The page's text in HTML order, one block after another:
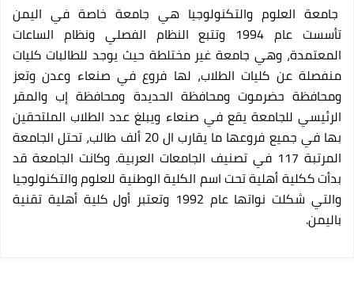
جامعة العلوم والتكنولوجيا هي جامعة خاصة في اليمن
تأسست عام 1994 وتتبع النظام الفصلي ونظام الساعات
المعتمدة، وهي جامعة غير مختلطة حيث يوجد للطالبات كليات
منفصلة عن كليات الطلاب، لها فروع في صنعاء وعدن وتعز
ومحافظة حضرموت ومحافظة الحديدة ومحافظة إب والمقر
الرئيسي للجامعة يقع في صنعاء ويبلغ عدد الطلاب الملتحقين
بها في جميع فروعها ما يقارب ال 20 ألف طالب، تحتل الجامعة
المرتبة 117 في تصنيف الجامعات العربية. وكانت الجامعة قد
بدأت ككلية أهلية تحت اسم الكلية الوطنية للعلوم والتكنولوجيا
والتي شكلت نواتها عام 1992 وتعتبر أول كلية أهلية تقنية
باليمن.